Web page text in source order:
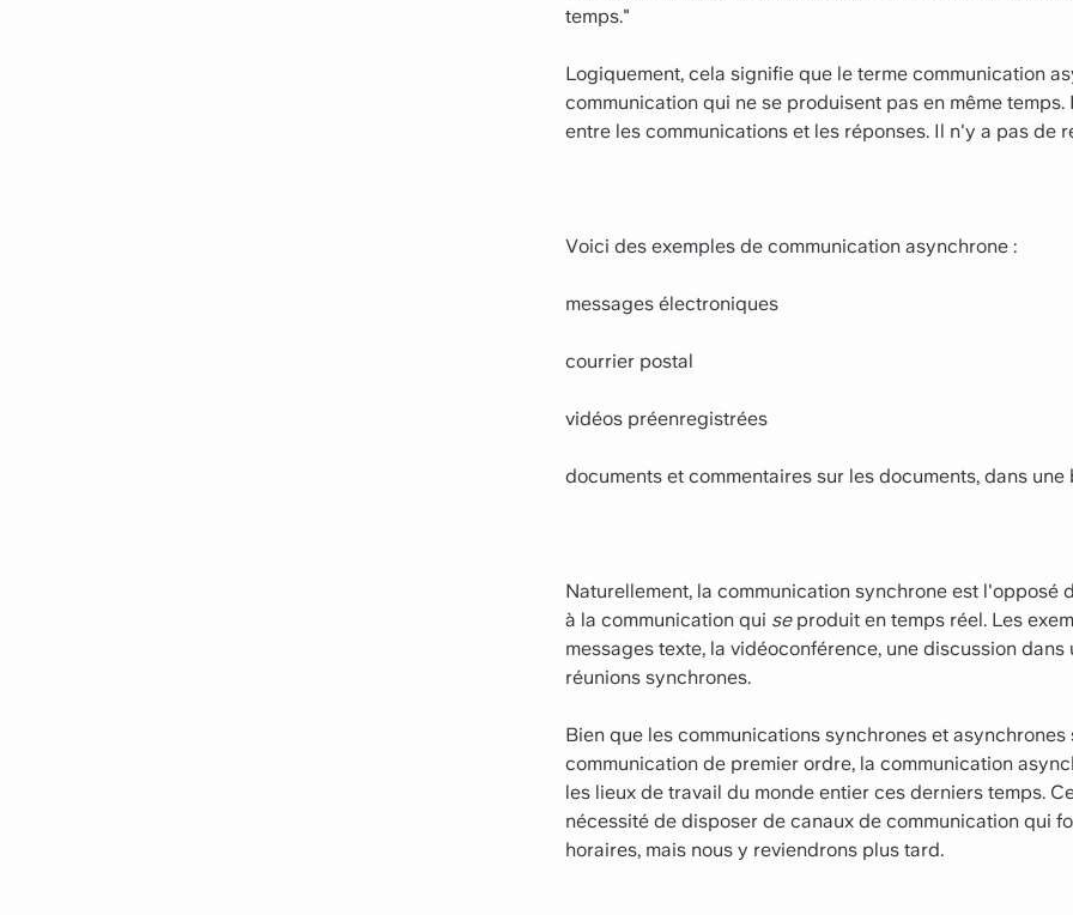
temps."
Logiquement, cela signifie que le terme communication
communication qui ne se produisent pas en même
entre les communications et les réponses. Il n'y a pas
Voici des exemples de communication asynchrone :
messages électroniques
courrier postal
vidéos préenregistrées
documents et commentaires sur les documents, dans
Naturellement, la communication synchrone est
à la communication qui seproduit en temps réel. Les
messages texte, la vidéoconférence, une discussion dans
réunions synchrones.
Bien que les communications synchrones et
communication de premier ordre, la communication
les lieux de travail du monde entier ces derniers temps.
nécessité de disposer de canaux de communication qui
horaires, mais nous y reviendrons plus tard.